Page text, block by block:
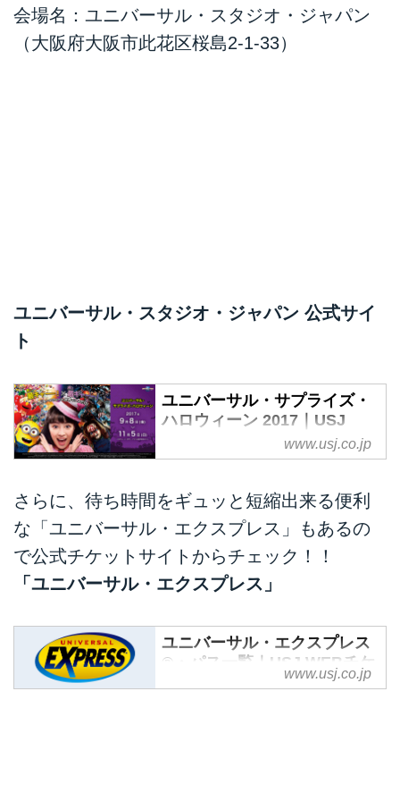
会場名：ユニバーサル・スタジオ・ジャパン
（大阪府大阪市此花区桜島2-1-33）
ユニバーサル・スタジオ・ジャパン 公式サイ
ト
ユニバーサル・サプライズ・
ハロウィーン 2017｜USJ
【こんなハロウィーン、世界でこ
に、一日中巻き込まれる！2017
年9月8日～
www.usj.co.jp
さらに、待ち時間をギュッと短縮出来る便利
な「ユニバーサル・エクスプレス」もあるの
で公式チケットサイトからチェック！！
「ユニバーサル・エクスプレス」
ユニバーサル・エクスプレス
®・パス一覧｜USJ WEBチケ
www.usj.co.jp